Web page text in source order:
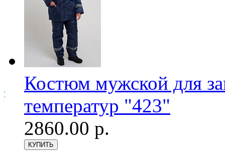
Костюм мужской для
температур "423"
2860.00 р.